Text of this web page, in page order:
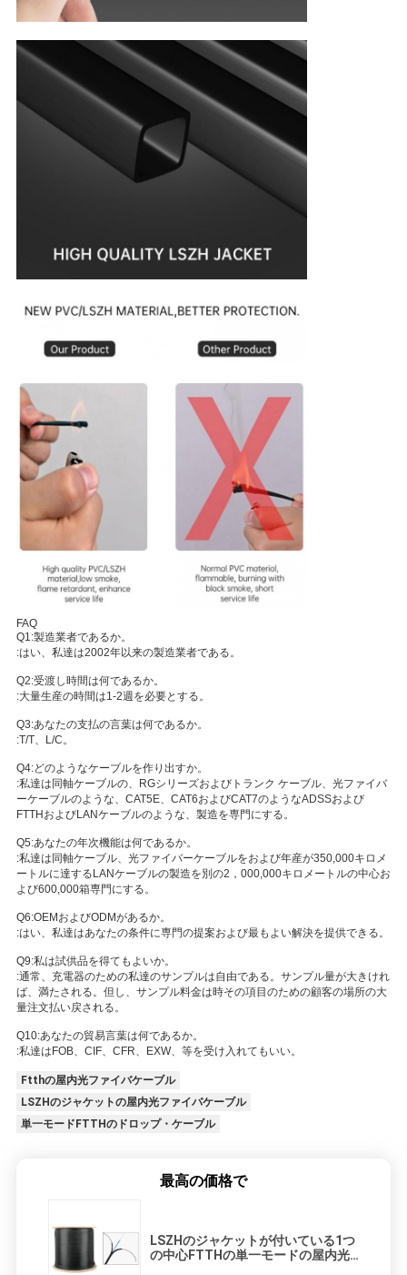
FAQ
Q1:製造業者であるか。
:はい、私達は2002年以来の製造業者である。
Q2:受渡し時間は何であるか。
:大量生産の時間は1-2週を必要とする。
Q3:あなたの支払の言葉は何であるか。
:T/T、L/C。
Q4:どのようなケーブルを作り出すか。
:私達は同軸ケーブルの、RGシリーズおよびトランク ケーブル、光ファイバ
ーケーブルのような、CAT5E、CAT6およびCAT7のようなADSSおよび
FTTHおよびLANケーブルのような、製造を専門にする。
Q5:あなたの年次機能は何であるか。
:私達は同軸ケーブル、光ファイバーケーブルをおよび年産が350,000キロメ
ートルに達するLANケーブルの製造を別の2，000,000キロメートルの中心お
よび600,000箱専門にする。
Q6:OEMおよびODMがあるか。
:はい、私達はあなたの条件に専門の提案および最もよい解決を提供できる。
Q9:私は試供品を得てもよいか。
:通常、充電器のための私達のサンプルは自由である。サンプル量が大きけれ
ば、満たされる。但し、サンプル料金は時その項目のための顧客の場所の大
量注文払い戻される。
Q10:あなたの貿易言葉は何であるか。
:私達はFOB、CIF、CFR、EXW、等を受け入れてもいい。
Ftthの屋内光ファイバケーブル
LSZHのジャケットの屋内光ファイバケーブル
単一モードFTTHのドロップ・ケーブル
最高の価格で
LSZHのジャケットが付いている1つ
の中心FTTHの単一モードの屋内光